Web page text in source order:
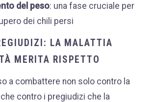
del peso: una fase cruciale per
dei chili persi
LA MALATTIA
MERITA RISPETTO
a combattere non solo contro la
contro i pregiudizi che la